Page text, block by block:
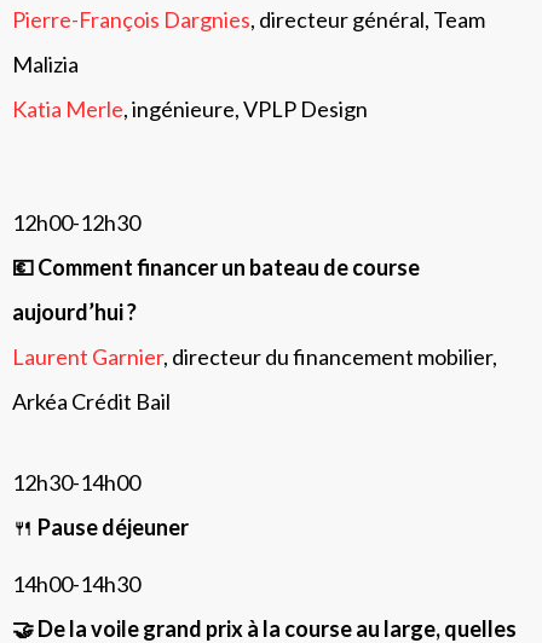
Pierre-François Dargnies, directeur général, Team
Malizia
Katia Merle, ingénieure, VPLP Design
12h00-12h30
💶Comment financer un bateau de course
aujourd’hui ?
Laurent Garnier, directeur du financement mobilier,
Arkéa Crédit Bail
12h30-14h00
🍴 Pause déjeuner
14h00-14h30
🤝 De la voile grand prix à la course au large, quelles